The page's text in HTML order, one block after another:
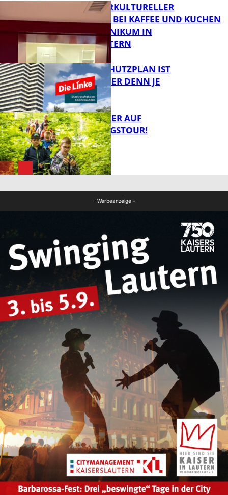
FB News
FB Gesundheit
NEUER INTERKULTURELLER
TREFFPUNKT BEI KAFFEE UND KUCHEN
IM PFALZKLINIKUM IN
KAISERSLAUTERN
FB News
EIN HITZESCHUTZPLAN IST
NOTWENDIGER DENN JE
MIT DEM JÄGER AUF
ENTDECKUNGSTOUR!
- Werbeanzeige -